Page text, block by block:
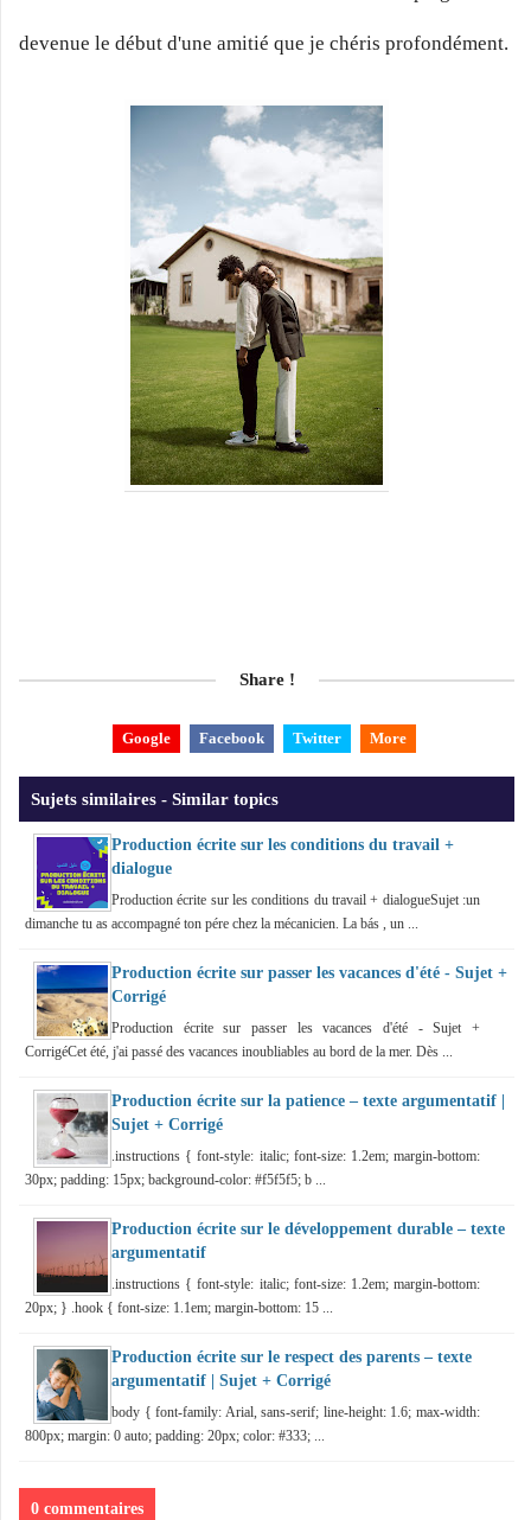
devenue le début d'une amitié que je chéris profondément.
Share !
Google Facebook Twitter More
Sujets similaires - Similar topics
Production écrite sur les conditions du travail +
dialogue
Production écrite sur les conditions du travail + dialogueSujet :un
dimanche tu as accompagné ton pére chez la mécanicien. La bás , un ...
Production écrite sur passer les vacances d'été - Sujet +
Corrigé
Production écrite sur passer les vacances d'été - Sujet +
CorrigéCet été, j'ai passé des vacances inoubliables au bord de la mer. Dès ...
Production écrite sur la patience – texte argumentatif |
Sujet + Corrigé
.instructions { font-style: italic; font-size: 1.2em; margin-bottom:
30px; padding: 15px; background-color: #f5f5f5; b ...
Production écrite sur le développement durable – texte
argumentatif
.instructions { font-style: italic; font-size: 1.2em; margin-bottom:
20px; } .hook { font-size: 1.1em; margin-bottom: 15 ...
Production écrite sur le respect des parents – texte
argumentatif | Sujet + Corrigé
body { font-family: Arial, sans-serif; line-height: 1.6; max-width:
800px; margin: 0 auto; padding: 20px; color: #333; ...
0 commentaires